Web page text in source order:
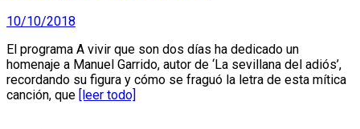
10/10/2018
El programa A vivir que son dos días ha dedicado un
homenaje a Manuel Garrido, autor de ‘La sevillana del adiós’,
recordando su figura y cómo se fraguó la letra de esta mítica
canción, que [leer todo]